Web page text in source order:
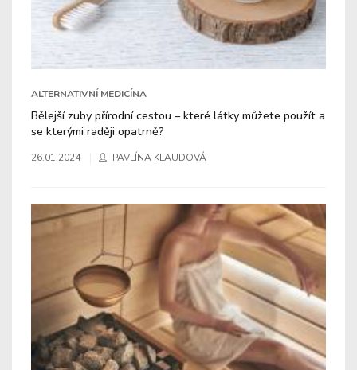
ALTERNATIVNÍ MEDICÍNA
Bělejší zuby přírodní cestou – které látky můžete použít a
se kterými raději opatrně?
26.01.2024 PAVLÍNA KLAUDOVÁ